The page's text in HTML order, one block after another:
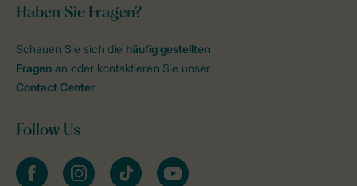
Haben Sie Fragen?
Schauen Sie sich die häufig gestellten
Fragen an oder kontaktieren Sie unser
Contact Center.
Follow Us
facebookinstagramtiktok youtube